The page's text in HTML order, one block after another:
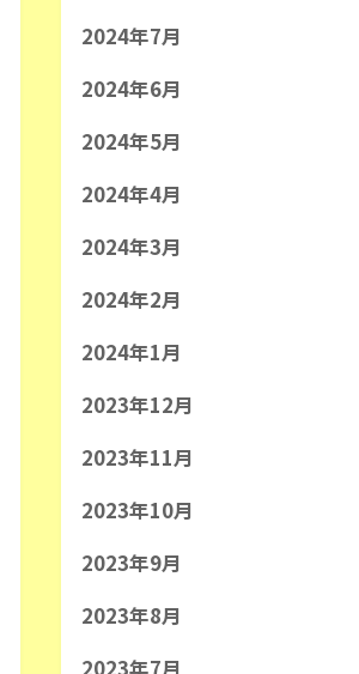
2024年7月
2024年6月
2024年5月
2024年4月
2024年3月
2024年2月
2024年1月
2023年12月
2023年11月
2023年10月
2023年9月
2023年8月
2023年7月